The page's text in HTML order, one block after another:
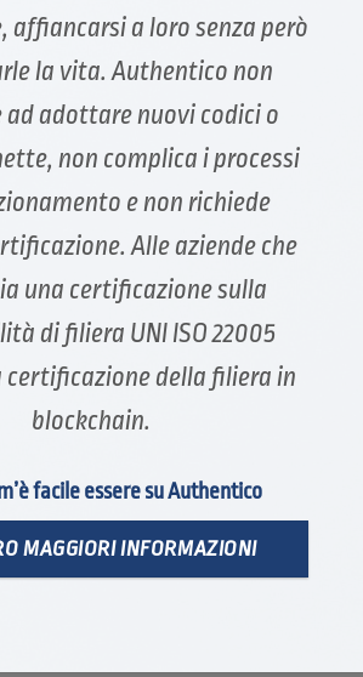
affiancarsi a loro senza però
la vita. Authentico non
ad adottare nuovi codici o
non complica i processi
e non richiede
Alle aziende che
una certificazione sulla
di filiera UNI ISO 22005
della filiera in
blockchain.
facile essere su Authentico
MAGGIORI INFORMAZIONI